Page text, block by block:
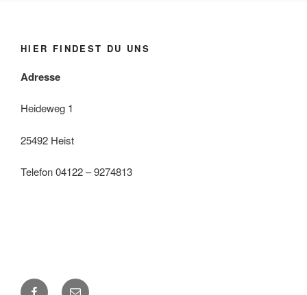
HIER FINDEST DU UNS
Adresse
Heideweg 1
25492 Heist
Telefon 04122 – 9274813
FacebookE-